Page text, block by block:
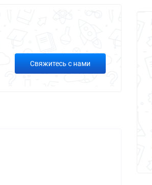
Свяжитесь с нами